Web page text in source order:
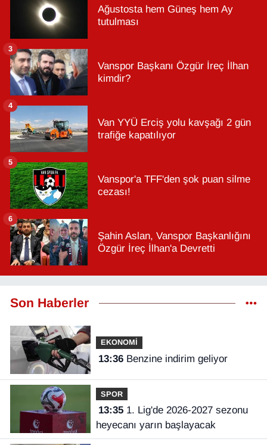
Ağustosta hem Güneş hem Ay
tutulması
Vanspor Başkanı Özgür İreç İlhan
kimdir?
3
Van YYÜ Erciş yolu kavşağı 2 gün
trafiğe kapatılıyor
4
Vanspor'a TFF'den şok puan silme
cezası!
5
Şahin Aslan, Vanspor Başkanlığını
Özgür İreç İlhan'a Devretti
6
Son Haberler
EKONOMİ
13:36 Benzine indirim geliyor
SPOR
13:351. Lig'de 2026-2027 sezonu
heyecanı yarın başlayacak